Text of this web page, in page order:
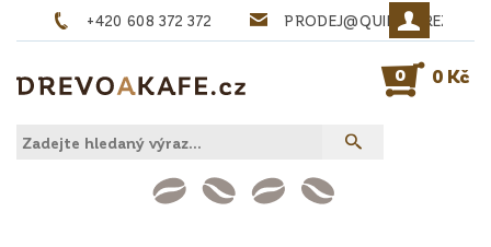
+420 608 372 372 PRODEJ@QUINTA-
0 0 Kč